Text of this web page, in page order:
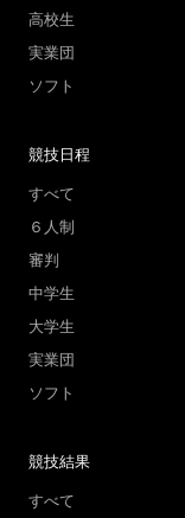
高校生
実業団
ソフト
競技日程
すべて
６人制
審判
中学生
大学生
実業団
ソフト
競技結果
すべて